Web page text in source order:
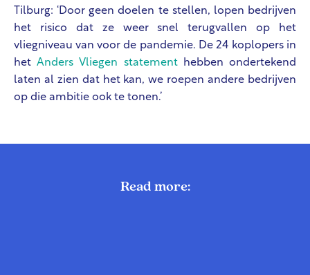
Tilburg: ‘Door geen doelen te stellen, lopen bedrijven
het risico dat ze weer snel terugvallen op het
vliegniveau van voor de pandemie. De 24 koplopers in
hetAnders Vliegen statementhebben ondertekend
laten al zien dat het kan, we roepen andere bedrijven
op die ambitie ook te tonen.’
Read more: